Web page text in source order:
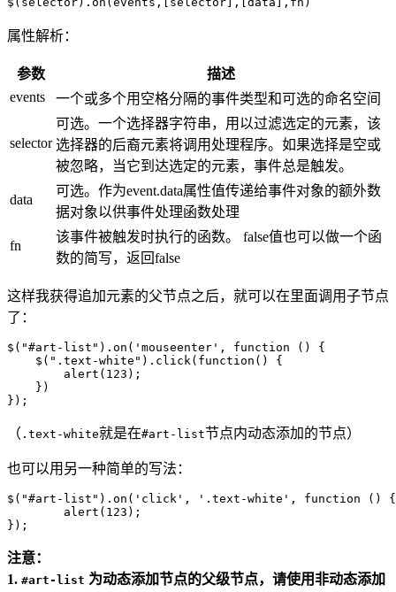
属性解析：
参数
描述
events
一个或多个用空格分隔的事件类型和可选的命名空间
selector
可选。一个选择器字符串，用以过滤选定的元素，该
选择器的后裔元素将调用处理程序。如果选择是空或
被忽略，当它到达选定的元素，事件总是触发。
data
可选。作为event.data属性值传递给事件对象的额外数
据对象以供事件处理函数处理
fn
该事件被触发时执行的函数。 false值也可以做一个函
数的简写，返回false
这样我获得追加元素的父节点之后，就可以在里面调用子节点
了：
$("#art-list").on('mouseenter', function () {
    $(".text-white").click(function() {
        alert(123);
    })
（ .text-white就是在#art-list节点内动态添加的节点）
也可以用另一种简单的写法：
$("#art-list").on('click', '.text-white', function () {
        alert(123);
注意：
1. #art-list 为动态添加节点的父级节点，请使用非动态添加